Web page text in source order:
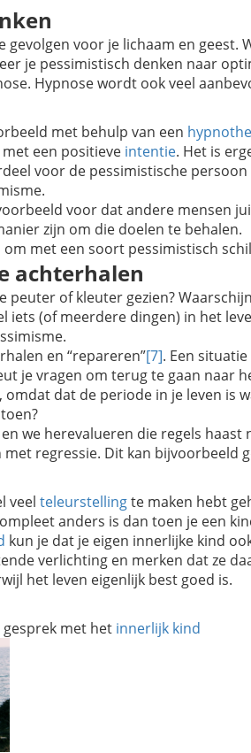
gevolgen voor je lichaam en geest.
je pessimistisch denken naar
Hypnose wordt ook veel
met behulp van een
een positieve intentie. Het is
voor de pessimistische
voor dat andere mensen
zijn om die doelen te behalen.
met een soort pessimistisch
achterhalen
peuter of kleuter gezien?
iets (of meerdere dingen) in het
en “repareren”[7]. Een
je vragen om terug te gaan naar
dat de periode in je leven is
we herevalueren die regels
regressie. Dit kan
veel teleurstellingte maken hebt
anders is dan toen je een
kun je dat je eigen innerlijke kind
verlichting en merken dat ze
het leven eigenlijk best goed is.
met het innerlijk kind